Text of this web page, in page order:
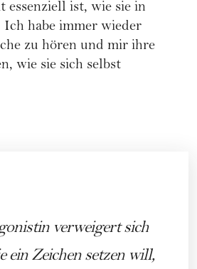
essenziell ist, wie sie in
habe immer wieder
zu hören und mir ihre
wie sie sich selbst
verweigert sich
ein Zeichen setzen will,